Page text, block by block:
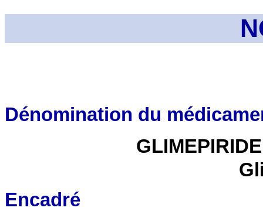
Dénomination du
Encadré